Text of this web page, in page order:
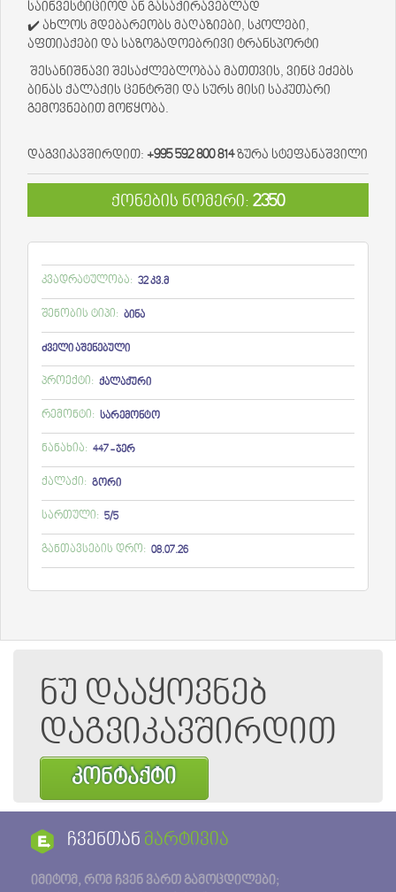
საინვესტიციოდ ან გასაქირავებლად
✔️ ახლოს მდებარეობს მაღაზიები, სკოლები,
აფთიაქები და საზოგადოებრივი ტრანსპორტი
შესანიშნავი შესაძლებლობაა მათთვის, ვინც ეძებს
ბინას ქალაქის ცენტრში და სურს მისი საკუთარი
გემოვნებით მოწყობა.
დაგვიკავშირდით: +995 592 800 814ზურა სტეფანაშვილი
ქონების ნომერი: 2350
კვადრატულობა: 32 კვ.მ
შენობის ტიპი: ბინა
ძველი აშენებული
პროექტი: ქალაქური
რემონტი: სარემონტო
ნანახია: 447 - ჯერ
ქალაქი: გორი
სართული: 5/5
განთავსების დრო: 08.07.26
ნუ დააყოვნებ
დაგვიკავშირდით
კონტაქტი
ჩვენთან მარტივია
იმიტომ, რომ ჩვენ ვართ გამოცდილები;